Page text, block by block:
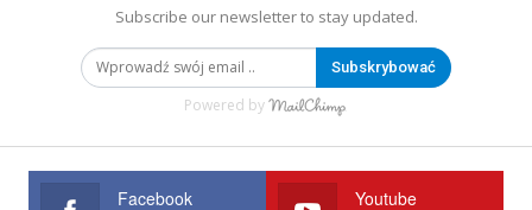
Subscribe our newsletter to stay updated.
Subskrybować
Powered by
Facebook Youtube